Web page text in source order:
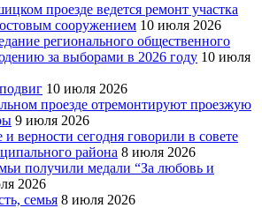
проезде ведется ремонт участка
сооружением 10 июля 2026
регионального общественного
за выборами в 2026 году 10 июля
10 июля 2026
проезде отремонтируют проезжую
9 июля 2026
верности сегодня говорили в совете
района 8 июля 2026
получили медали “За любовь и
2026
семья 8 июля 2026